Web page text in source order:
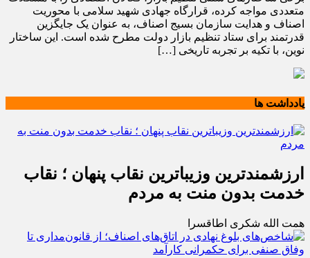
متعددی مواجه کرده، قرارگاه جهادی شهید سلامی با محوریت
اصناف و هدایت سازمان بسیج اصناف، به عنوان یک جایگزین
قدرتمند برای ستاد تنظیم بازار دولت مطرح شده است. این ساختار
نوین، با تکیه بر تجربه تاریخی […]
یادداشت ها
ارزشمندترین وزیباترین نقاب پنهان ؛ نقاب
خدمت بدون منت به مردم
همت الله شکری اطاقسرا